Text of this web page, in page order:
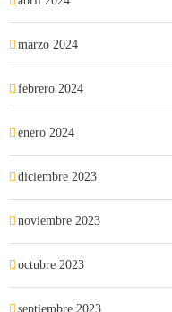
marzo 2024
febrero 2024
enero 2024
diciembre 2023
noviembre 2023
octubre 2023
septiembre 2023